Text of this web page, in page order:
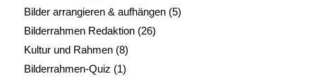
Bilder arrangieren & aufhängen(5)
Bilderrahmen Redaktion(26)
Kultur und Rahmen(8)
Bilderrahmen-Quiz (1)